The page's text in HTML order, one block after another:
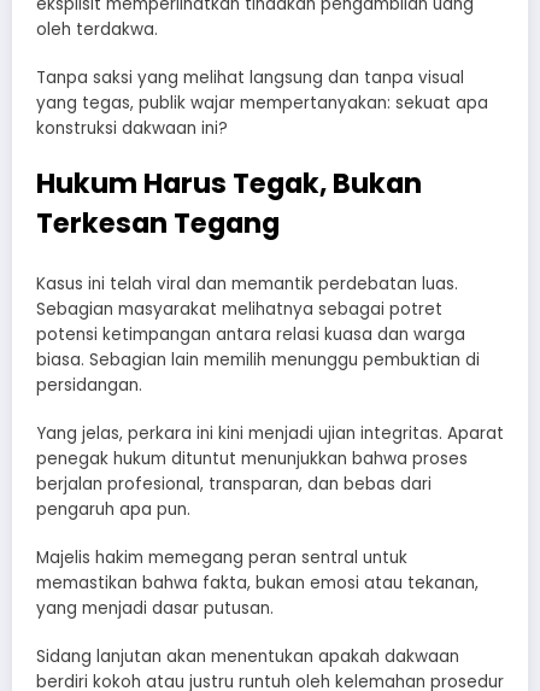
oleh terdakwa.
Tanpa saksi yang melihat langsung dan tanpa visual
yang tegas, publik wajar mempertanyakan: sekuat apa
konstruksi dakwaan ini?
Hukum Harus Tegak, Bukan
Terkesan Tegang
Kasus ini telah viral dan memantik perdebatan luas.
Sebagian masyarakat melihatnya sebagai potret
potensi ketimpangan antara relasi kuasa dan warga
biasa. Sebagian lain memilih menunggu pembuktian di
persidangan.
Yang jelas, perkara ini kini menjadi ujian integritas. Aparat
penegak hukum dituntut menunjukkan bahwa proses
berjalan profesional, transparan, dan bebas dari
pengaruh apa pun.
Majelis hakim memegang peran sentral untuk
memastikan bahwa fakta, bukan emosi atau tekanan,
yang menjadi dasar putusan.
Sidang lanjutan akan menentukan apakah dakwaan
berdiri kokoh atau justru runtuh oleh kelemahan prosedur